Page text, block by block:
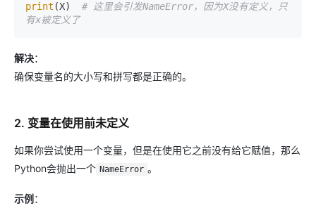
print (X) # 这里会引发NameError，因为X没有定义，只
有x被定义了
解决：
确保变量名的大小写和拼写都是正确的。
2. 变量在使用前未定义
如果你尝试使用一个变量，但是在使用它之前没有给它赋值，那么
Python会抛出一个 NameError 。
示例 ：